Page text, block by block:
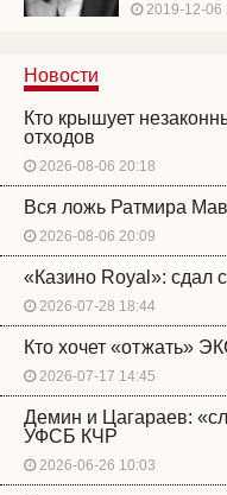
2019-12-06
Новости
Кто крышует
отходов
2026-08-06 20:18
Вся ложь Ратмира
2026-08-06 20:09
«Казино Royal»: сдал
2026-07-28 18:44
Кто хочет «отжать»
2026-07-17 14:45
Демин и Цагараев:
УФСБ КЧР
2026-06-26 10:03